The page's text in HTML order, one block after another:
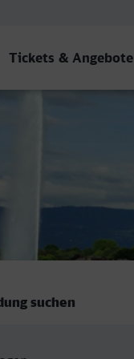
Tickets & Angebote
Genève
suchen